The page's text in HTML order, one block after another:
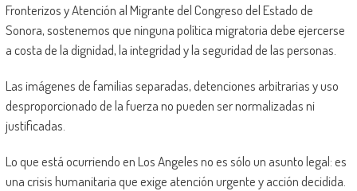
Fronterizos y Atención al Migrante del Congreso del Estado de
Sonora, sostenemos que ninguna política migratoria debe ejercerse
a costa de la dignidad, la integridad y la seguridad de las personas.
Las imágenes de familias separadas, detenciones arbitrarias y uso
desproporcionado de la fuerza no pueden ser normalizadas ni
justificadas.
Lo que está ocurriendo en Los Angeles no es sólo un asunto legal: es
una crisis humanitaria que exige atención urgente y acción decidida.